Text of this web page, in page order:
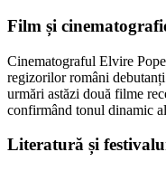
Film și
Cinematograful Elvire
regizorilor români
urmări astăzi două filme
confirmând tonul dinamic
Literatură și